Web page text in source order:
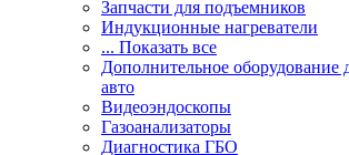
Запчасти для подъемников
Индукционные нагреватели
... Показать все
Дополнительное оборудование
авто
Видеоэндоскопы
Газоанализаторы
Диагностика ГБО